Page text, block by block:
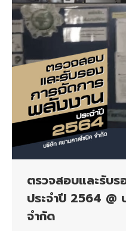
ตรวจสอบและรับร
ประจำปี 2564 @
จํากัด